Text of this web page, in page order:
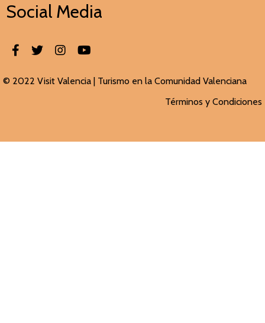
Social Media
© 2022 Visit Valencia | Turismo en la Comunidad Valenciana
Términos y Condiciones